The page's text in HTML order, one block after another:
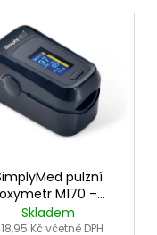
pulzní
oxymetr M170 –
měření SpO₂,
a PI indexu
Skladem
Kč včetně DPH